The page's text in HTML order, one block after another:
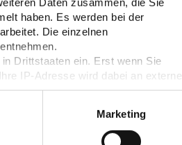
haben. Es werden bei der
Die einzelnen
Drittstaaten ein. Erst wenn Sie
IP-Adresse wird dabei an externe
informieren. Wir speichern
Marketing
nutzen!